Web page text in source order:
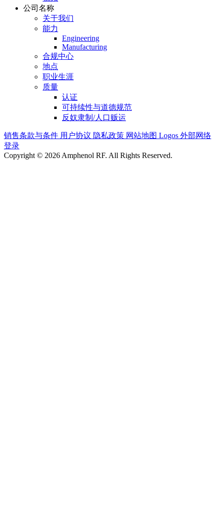
公司名称
关于我们
能力
Engineering
Manufacturing
合规中心
地点
职业生涯
质量
认证
可持续性与道德规范
反奴隶制/人口贩运
销售条款与条件 用户协议 隐私政策 网站地图 Logos 外部网络
登录
Copyright © 2026 Amphenol RF. All Rights Reserved.